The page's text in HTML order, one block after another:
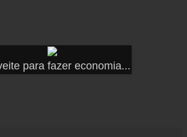
para fazer economia...